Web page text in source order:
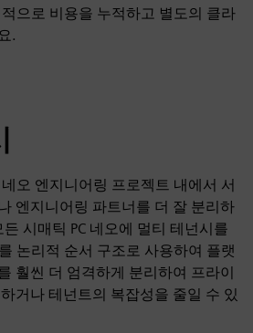
으로 비용을 누적하고 별도의 클라
.
오 엔지니어링 프로젝트 내에서 서
엔지니어링 파트너를 더 잘 분리하
시매틱 PC 네오에 멀티 테넌시를
논리적 순서 구조로 사용하여 플랫
훨씬 더 엄격하게 분리하여 프라이
거나 테넌트의 복잡성을 줄일 수 있